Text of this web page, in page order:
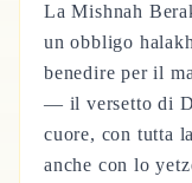
La Mishnah
un obbligo
benedire per il
— il versetto di
cuore, con tutta
anche con lo